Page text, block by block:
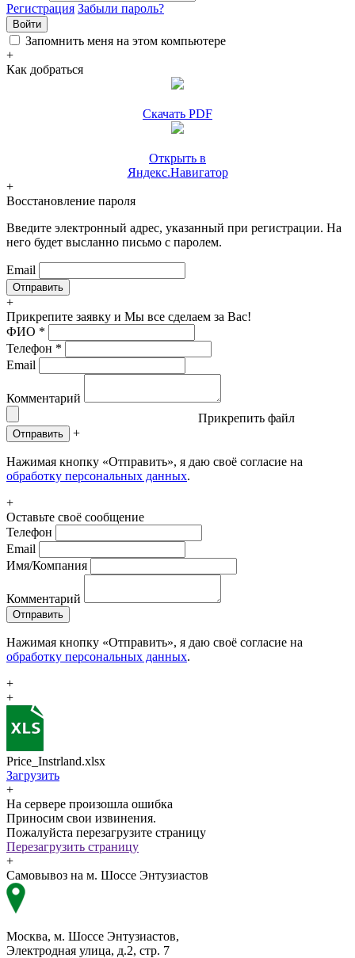
Регистрация Забыли пароль?
Войти
Запомнить меня на этом компьютере
+
Как добраться
Скачать PDF
Открыть в
Яндекс.Навигатор
+
Восстановление пароля
Введите электронный адрес, указанный при регистрации. На
него будет высланно письмо с паролем.
Email
+
Прикрепите заявку и Мы все сделаем за Вас!
ФИО *
Телефон *
Email
Комментарий
Прикрепить файл
Отправить +
Нажимая кнопку «Отправить», я даю своё согласие на
обработку персональных данных.
+
Оставьте своё сообщение
Телефон
Email
Имя/Компания
Комментарий
Отправить
Нажимая кнопку «Отправить», я даю своё согласие на
обработку персональных данных.
+
+
Price_Instrland.xlsx
Загрузить
+
На сервере произошла ошибка
Приносим свои извинения.
Пожалуйста перезагрузите страницу
Перезагрузить страницу
+
Самовывоз на м. Шоссе Энтузиастов
Москва, м. Шоссе Энтузиастов,
Электродная улица, д.2, стр. 7